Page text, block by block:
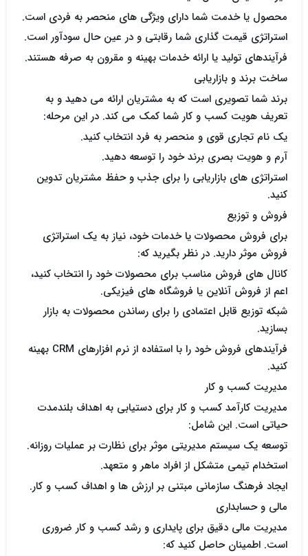
محصول یا خدمت شما دارای ویژگی های منحصر به فردی است.
استراتژی قیمت گذاری شما رقابتی و در عین حال سودآور است.
فرآیندهای تولید یا ارائه خدمات بهینه و مقرون به صرفه هستند.
ساخت برند و بازاریابی
برند شما تصویری است که به مشتریان ارائه می دهید و به
تعریف هویت کسب و کار شما کمک می کند. در این مرحله:
یک نام تجاری قوی و منحصر به فرد انتخاب کنید.
آرم و هویت بصری برند خود را توسعه دهید.
استراتژی های بازاریابی را برای جذب و حفظ مشتریان تدوین
کنید.
فروش و توزیع
برای فروش محصولات یا خدمات خود، نیاز به یک استراتژی
فروش موثر دارید. در نظر بگیرید که:
کانال های فروش مناسب برای محصولات خود را انتخاب کنید،
اعم از فروش آنلاین یا فروشگاه های فیزیکی.
شبکه توزیع قابل اعتمادی را برای رساندن محصولات به بازار
بسازید.
فرآیندهای فروش خود را با استفاده از نرم افزارهای CRM بهینه
کنید.
مدیریت کسب و کار
مدیریت کارآمد کسب و کار برای دستیابی به اهداف بلندمدت
حیاتی است. این شامل:
توسعه یک سیستم مدیریتی موثر برای نظارت بر عملیات روزانه.
استخدام تیمی متشکل از افراد ماهر و متعهد.
ایجاد فرهنگ سازمانی مبتنی بر ارزش ها و اهداف کسب و کار.
مالی و حسابداری
مدیریت مالی دقیق برای پایداری و رشد کسب و کار ضروری
است. اطمینان حاصل کنید که: